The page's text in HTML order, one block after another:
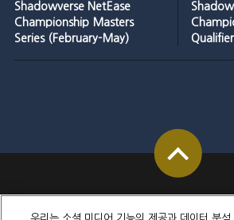
Shadowverse NetEase
Championship Masters
Series (February-May)